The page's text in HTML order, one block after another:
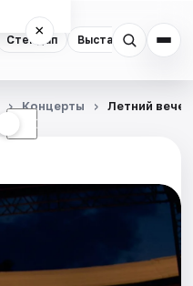
Стендап Выставки
×
☾
Концерты Летний